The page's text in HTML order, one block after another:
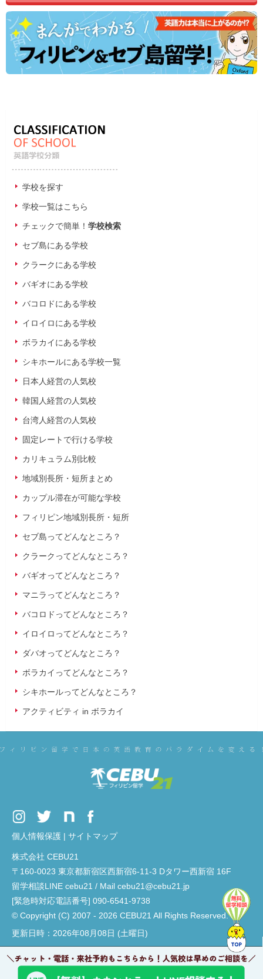
学校を探す
学校一覧はこちら
チェックで簡単！ 学校検索
セブ島にある学校
クラークにある学校
バギオにある学校
バコロドにある学校
イロイロにある学校
ボラカイにある学校
シキホールにある学校一覧
日本人経営の人気校
韓国人経営の人気校
台湾人経営の人気校
固定レートで行ける学校
カリキュラム別比較
地域別長所・短所まとめ
カップル滞在が可能な学校
フィリピン地域別長所・短所
セブ島ってどんなところ？
クラークってどんなところ？
バギオってどんなところ？
マニラってどんなところ？
バコロドってどんなところ？
イロイロってどんなところ？
ダバオってどんなところ？
ボラカイってどんなところ？
シキホールってどんなところ？
アクティビティ in ボラカイ
個人情報保護 | サイトマップ
株式会社 CEBU21
〒160-0023 東京都新宿区西新宿6-11-3 Dタワー西新宿 16F
留学相談LINE cebu21 / Mail cebu21@cebu21.jp
[緊急時対応電話番号] 090-6541-9738
© Copyright (C) 2007 - 2026 CEBU21 All Rights Reserved.
更新日時：2026年08月08日 (土曜日)